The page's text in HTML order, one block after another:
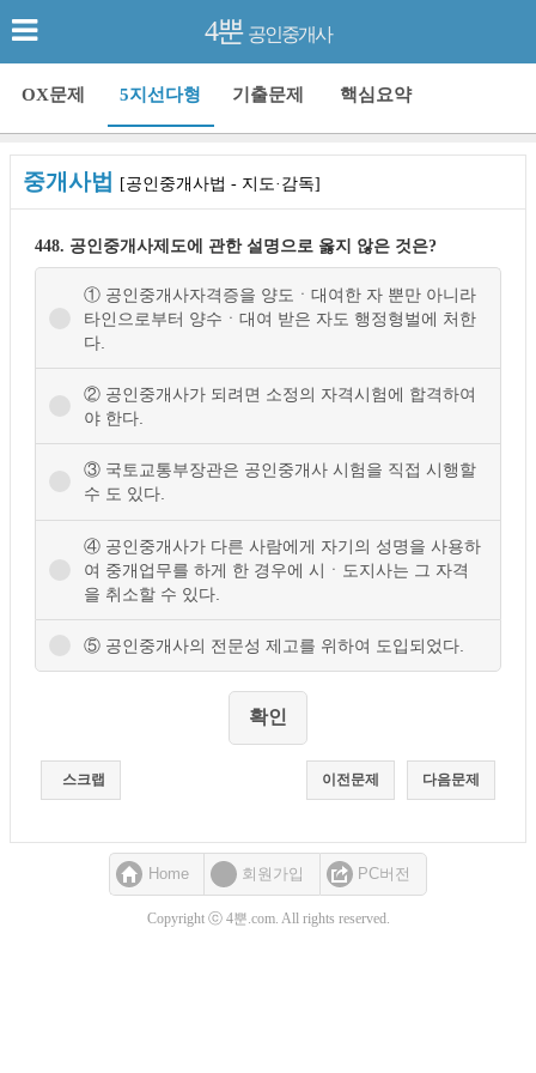
4뿐 공인중개사
OX문제 5지선다형 기출문제 핵심요약
중개사법 [공인중개사법 - 지도·감독]
448. 공인중개사제도에 관한 설명으로 옳지 않은 것은?
① 공인중개사자격증을 양도ㆍ대여한 자 뿐만 아니라
타인으로부터 양수ㆍ대여 받은 자도 행정형벌에 처한
다.
② 공인중개사가 되려면 소정의 자격시험에 합격하여
야 한다.
③ 국토교통부장관은 공인중개사 시험을 직접 시행할
수 도 있다.
④ 공인중개사가 다른 사람에게 자기의 성명을 사용하
여 중개업무를 하게 한 경우에 시ㆍ도지사는 그 자격
을 취소할 수 있다.
⑤ 공인중개사의 전문성 제고를 위하여 도입되었다.
스크랩 다음문제
이전문제
Home 회원가입 PC버전
Copyright ⓒ 4뿐.com. All rights reserved.